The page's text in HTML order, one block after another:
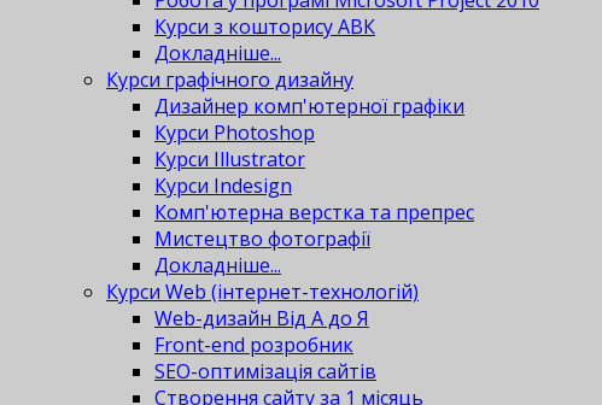
Курси з кошторису АВК
Докладніше...
Курси графічного дизайну
Дизайнер комп'ютерної графіки
Курси Photoshop
Курси Illustrator
Курси Indesign
Комп'ютерна верстка та препрес
Мистецтво фотографії
Докладніше...
Курси Web (інтернет-технологій)
Web-дизайн Від А до Я
Front-end розробник
SEO-оптимізація сайтів
Створення сайту за 1 місяць